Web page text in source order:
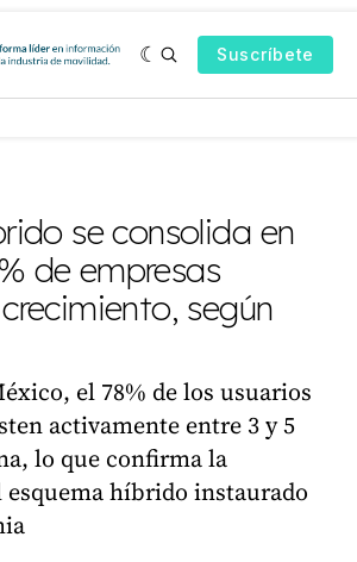
Suscríbete
se consolida en
de empresas
según
el 78% de los usuarios
activamente entre 3 y 5
lo que confirma la
esquema híbrido instaurado